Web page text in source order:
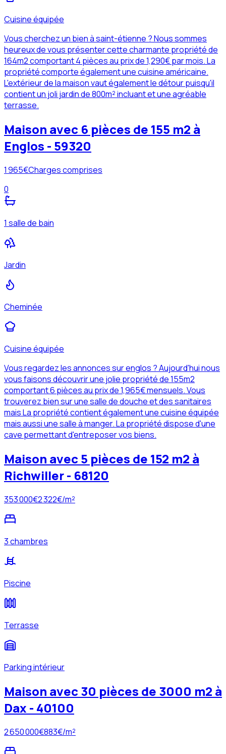
Cuisine équipée
Vous cherchez un bien à saint-étienne ? Nous sommes
heureux de vous présenter cette charmante propriété de
164m2 comportant 4 pièces au prix de 1,290€ par mois. La
propriété comporte également une cuisine américaine.
L'extérieur de la maison vaut également le détour puisqu'il
contient un joli jardin de 800m² incluant et une agréable
terrasse.
Maison avec 6 pièces de 155 m2 à
Englos - 59320
1 965€Charges comprises
0
1 salle de bain
Jardin
Cheminée
Cuisine équipée
Vous regardez les annonces sur englos ? Aujourd'hui nous
vous faisons découvrir une jolie propriété de 155m2
comportant 6 pièces au prix de 1,965€ mensuels. Vous
trouverez bien sur une salle de douche et des sanitaires
mais La propriété contient également une cuisine équipée
mais aussi une salle à manger. La propriété dispose d'une
cave permettant d'entreposer vos biens.
Maison avec 5 pièces de 152 m2 à
Richwiller - 68120
353 000€2 322€/m²
3 chambres
Piscine
Terrasse
Parking intérieur
Maison avec 30 pièces de 3000 m2 à
Dax - 40100
2 650 000€883€/m²